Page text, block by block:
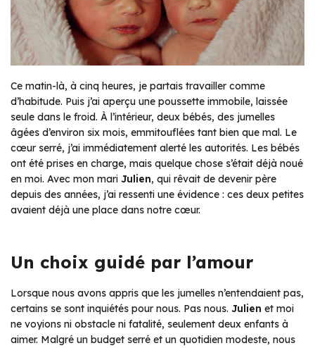
Ce matin-là, à cinq heures, je partais travailler comme
d’habitude. Puis j’ai aperçu une poussette immobile, laissée
seule dans le froid. À l’intérieur, deux bébés, des jumelles
âgées d’environ six mois, emmitouflées tant bien que mal. Le
cœur serré, j’ai immédiatement alerté les autorités. Les bébés
ont été prises en charge, mais quelque chose s’était déjà noué
en moi. Avec mon mari Julien, qui rêvait de devenir père
depuis des années, j’ai ressenti une évidence : ces deux petites
avaient déjà une place dans notre cœur.
Un choix guidé par l’amour
Lorsque nous avons appris que les jumelles n’entendaient pas,
certains se sont inquiétés pour nous. Pas nous. Julien et moi
ne voyions ni obstacle ni fatalité, seulement deux enfants à
aimer. Malgré un budget serré et un quotidien modeste, nous